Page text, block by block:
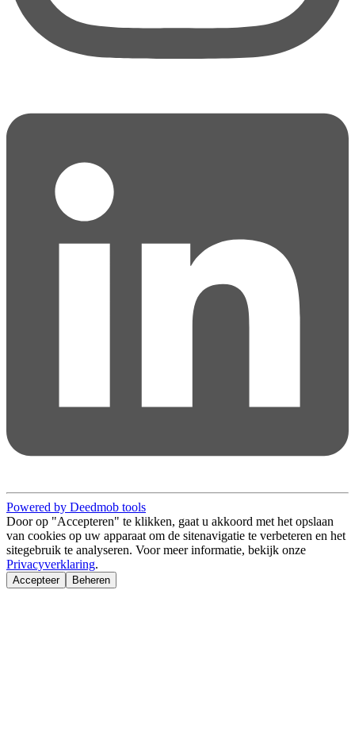
Powered by Deedmob tools
Door op "Accepteren" te klikken, gaat u akkoord met het opslaan
van cookies op uw apparaat om de sitenavigatie te verbeteren en het
sitegebruik te analyseren. Voor meer informatie, bekijk onze
Privacyverklaring.
Accepteer Beheren